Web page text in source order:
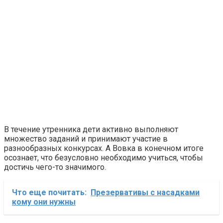
В течение утренника дети активно выполняют
множество заданий и принимают участие в
разнообразных конкурсах. А Вовка в конечном итоге
осознает, что безусловно необходимо учиться, чтобы
достичь чего-то значимого.
Что еще почитать: Презервативы с насадками
кому они нужны